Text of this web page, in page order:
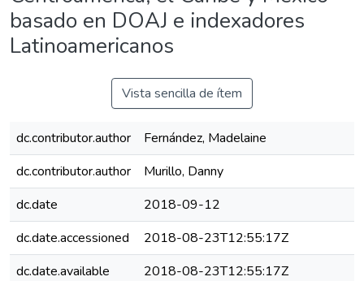
basado en DOAJ e indexadores
Latinoamericanos
Vista sencilla de ítem
dc.contributor.author
Fernández, Madelaine
dc.contributor.author
Murillo, Danny
dc.date
2018-09-12
dc.date.accessioned
2018-08-23T12:55:17Z
dc.date.available
2018-08-23T12:55:17Z